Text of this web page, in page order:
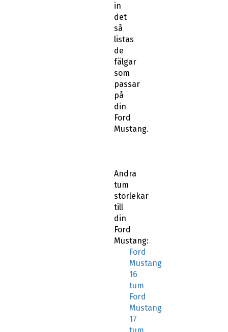
in
det
så
listas
de
fälgar
som
passar
på
din
Ford
Mustang.
Andra
tum
storlekar
till
din
Ford
Mustang:
Ford
Mustang
16
tum
Ford
Mustang
17
tum